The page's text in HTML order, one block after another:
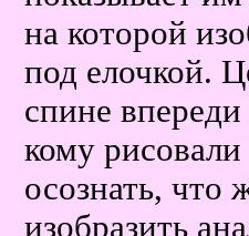
на которой
под елочкой.
спине
кому
осознать, что
изобразить